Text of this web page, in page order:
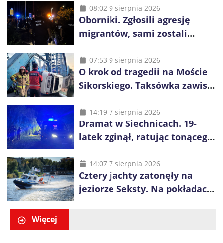
08:02 9 sierpnia 2026
Oborniki. Zgłosili agresję
migrantów, sami zostali
proceder
07:53 9 sierpnia 2026
O krok od tragedii na Moście
Sikorskiego. Taksówka zawisła
14:19 7 sierpnia 2026
Dramat w Siechnicach. 19-
latek zginął, ratując tonącego
14:07 7 sierpnia 2026
Cztery jachty zatonęły na
jeziorze Seksty. Na pokładach
Więcej